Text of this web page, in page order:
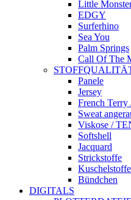
Little
EDGY
Surferhino
Sea You
Palm Springs
Call Of The
Panele
Jersey
French Terry
Sweat
Viskose /
Softshell
Jacquard
Strickstoffe
Kuschelstoffe
Bündchen
DIGITALS